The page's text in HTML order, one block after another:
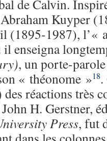
de Calvin.
Kuyper
(1895-1987), l’«
il enseigna
, un porte-
« théonome »18
réactions très
H. Gerstner,
Press, fut